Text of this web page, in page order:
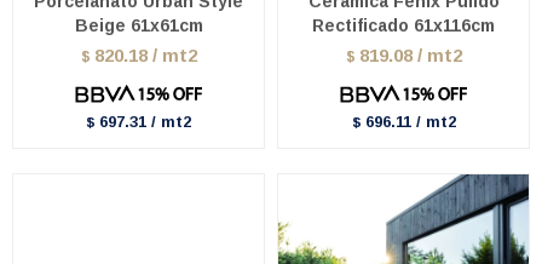
Beige 61x61cm
$ 820.18 / mt2
$ 697.31 / mt2
Rectificado 61x116cm
$ 819.08 / mt2
$ 696.11 / mt2